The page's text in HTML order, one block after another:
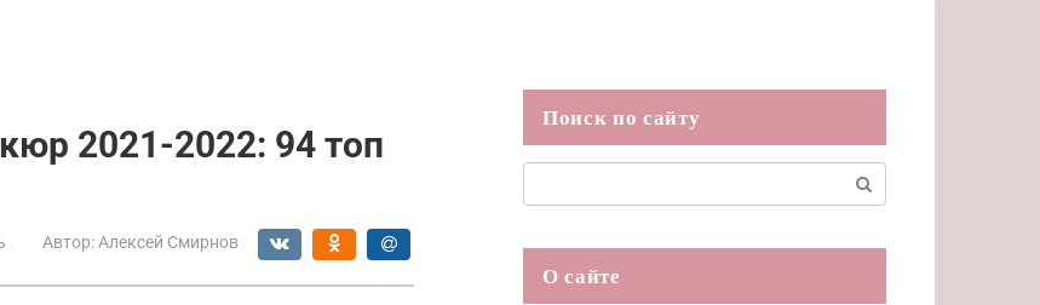
2021-2022: 94 топ
Автор: Алексей Смирнов
Поиск по сайту
О сайте